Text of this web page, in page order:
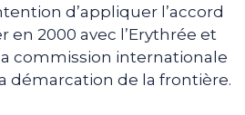
d’appliquer l’accord
en 2000 avec l’Erythrée et
commission internationale
démarcation de la frontière.